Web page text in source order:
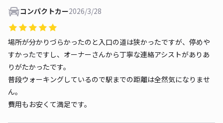
コンパクトカー2026/3/28
場所が分かりづらかったのと入口の道は狭かったですが、停めや
すかったですし、オーナーさんから丁寧な連絡アシストがありあ
りがたかったです。
普段ウォーキングしているので駅までの距離は全然気になりませ
ん。
費用もお安くて満足です。